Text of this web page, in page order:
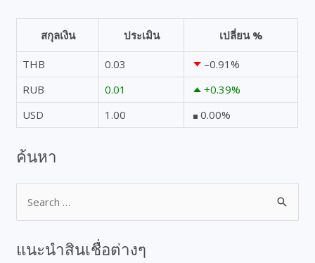
สกุลเงิน ประเมิน เปลี่ยน %
THB 0.03 –0.91%
RUB
0.01 +0.39%
USD
1.00 0.00%
ค้นหา
แนะนำสินเชื่อต่างๆ